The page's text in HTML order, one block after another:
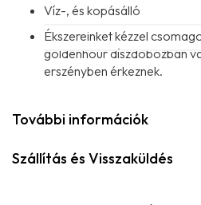
Víz-, és kopásálló
Ékszereinket kézzel
goldenhour díszdobozban
erszényben érkeznek.
További információk
Szállítás és Visszaküldés